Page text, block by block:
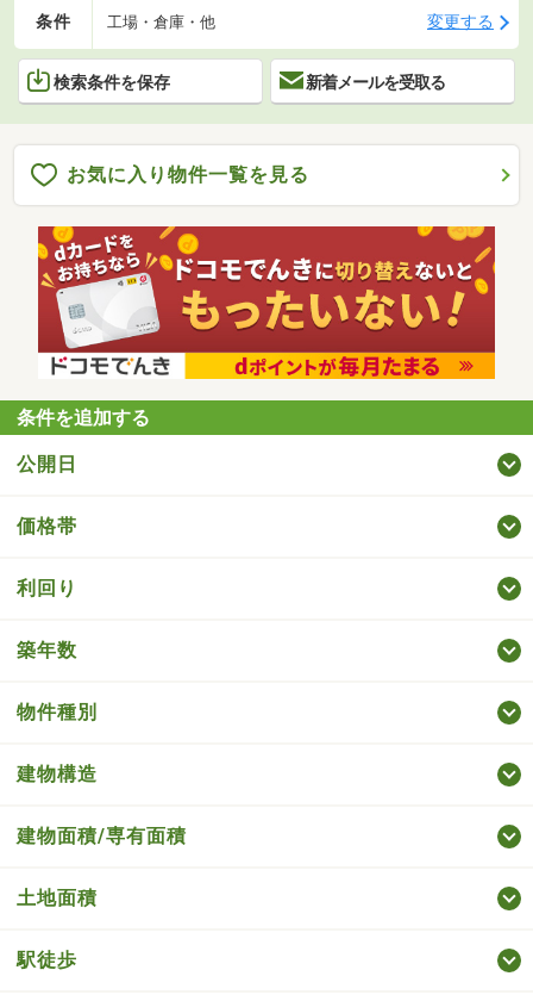
条件 工場・倉庫・他 変更する
検索条件を保存 新着メールを受取る
お気に入り物件一覧を見る
条件を追加する
公開日
価格帯
利回り
築年数
物件種別
建物構造
建物面積/専有面積
土地面積
駅徒歩